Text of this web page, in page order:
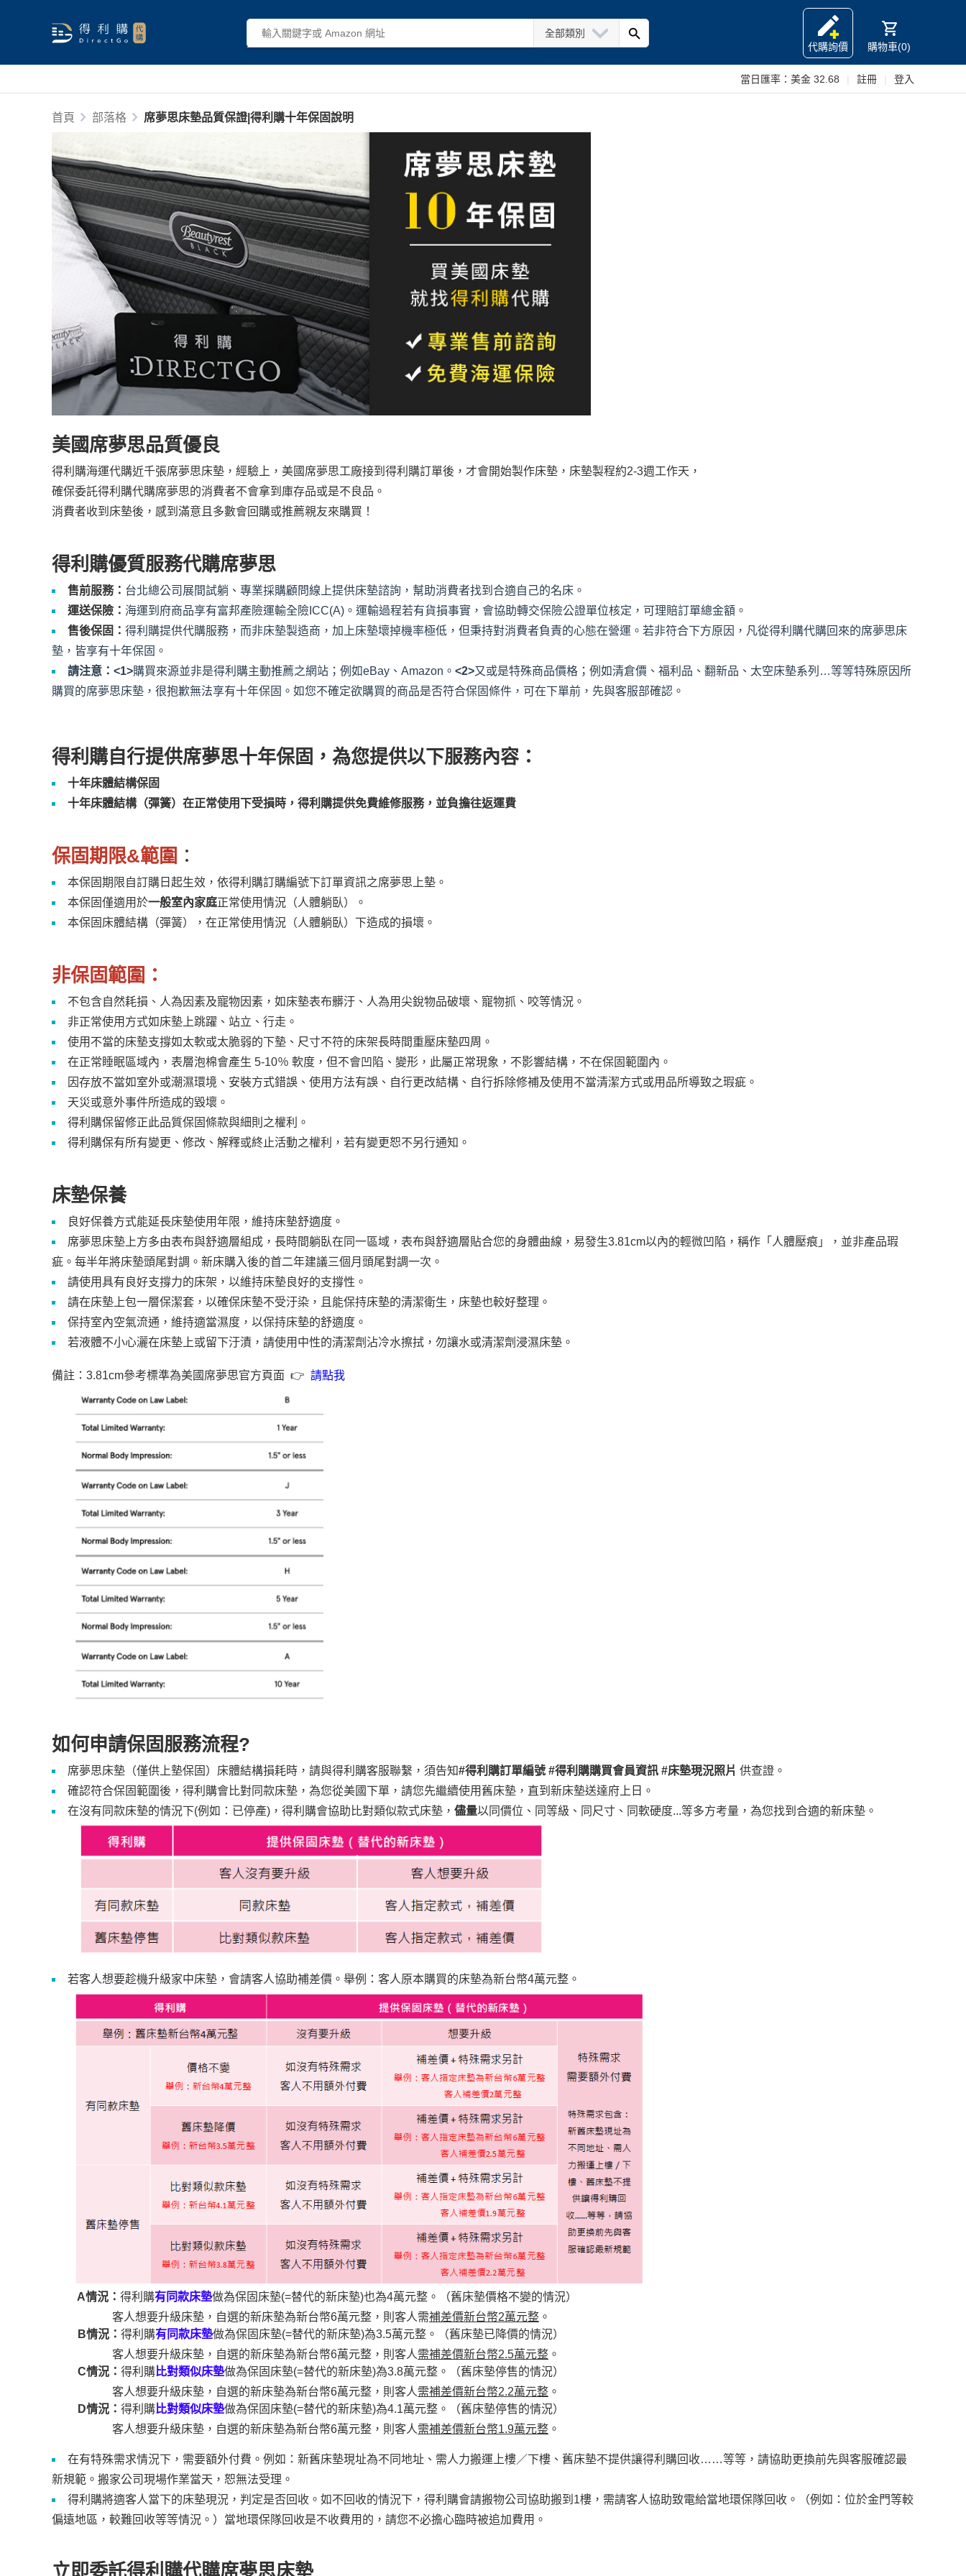
全部類別
代購詢價
購物車(0)
當日匯率： 美金 32.68 註冊 登入
首頁 部落格 席夢思床墊品質保證|得利購十年保固說明
美國席夢思品質優良
得利購海運代購近千張席夢思床墊，經驗上，美國席夢思工廠接到得利購訂單後，才會開始製作床墊，床墊製程約2-3週工作天，
確保委託得利購代購席夢思的消費者不會拿到庫存品或是不良品。
消費者收到床墊後，感到滿意且多數會回購或推薦親友來購買！
得利購優質服務代購席夢思
售前服務： 台北總公司展間試躺、專業採購顧問線上提供床墊諮詢，幫助消費者找到合適自己的名床。
運送保險： 海運到府商品享有富邦產險運輸全險ICC(A)。運輸過程若有貨損事實，會協助轉交保險公證單位核定，可理賠訂單總金額。
售後保固： 得利購提供代購服務，而非床墊製造商，加上床墊壞掉機率極低，但秉持對消費者負責的心態在營運。若非符合下方原因，凡從得利購代購回來的席夢思床
墊，皆享有十年保固。
請注意：<1>購買來源並非是得利購主動推薦之網站；例如eBay、Amazon。 <2>又或是特殊商品價格；例如清倉價、福利品、翻新品、太空床墊系列…等等特殊原因所
購買的席夢思床墊，很抱歉無法享有十年保固。如您不確定欲購買的商品是否符合保固條件，可在下單前，先與客服部確認。
得利購自行提供席夢思十年保固，為您提供以下服務內容：
十年床體結構保固
十年床體結構（彈簧）在正常使用下受損時，得利購提供免費維修服務，並負擔往返運費
保固期限&範圍 ：
本保固期限自訂購日起生效，依得利購訂購編號下訂單資訊之席夢思上墊。
本保固僅適用於一般室內家庭正常使用情況（人體躺臥）。
本保固床體結構（彈簧），在正常使用情況（人體躺臥）下造成的損壞。
非保固範圍：
不包含自然耗損、人為因素及寵物因素，如床墊表布髒汙、人為用尖銳物品破壞、寵物抓、咬等情況。
非正常使用方式如床墊上跳躍、站立、行走。
使用不當的床墊支撐如太軟或太脆弱的下墊、尺寸不符的床架長時間重壓床墊四周。
在正常睡眠區域內，表層泡棉會產生 5-10％ 軟度，但不會凹陷、變形，此屬正常現象，不影響結構，不在保固範圍內。
因存放不當如室外或潮濕環境、安裝方式錯誤、使用方法有誤、自行更改結構、自行拆除修補及使用不當清潔方式或用品所導致之瑕疵。
天災或意外事件所造成的毀壞。
得利購保留修正此品質保固條款與細則之權利。
得利購保有所有變更、修改、解釋或終止活動之權利，若有變更恕不另行通知。
床墊保養
良好保養方式能延長床墊使用年限，維持床墊舒適度。
席夢思床墊上方多由表布與舒適層組成，長時間躺臥在同一區域，表布與舒適層貼合您的身體曲線，易發生3.81cm以內的輕微凹陷，稱作「人體壓痕」，並非產品瑕
疵。每半年將床墊頭尾對調。新床購入後的首二年建議三個月頭尾對調一次。
請使用具有良好支撐力的床架，以維持床墊良好的支撐性。
請在床墊上包一層保潔套，以確保床墊不受汙染，且能保持床墊的清潔衛生，床墊也較好整理。
保持室內空氣流通，維持適當濕度，以保持床墊的舒適度。
若液體不小心灑在床墊上或留下汙漬，請使用中性的清潔劑沾冷水擦拭，勿讓水或清潔劑浸濕床墊。
備註：3.81cm參考標準為美國席夢思官方頁面 👉 請點我
如何申請保固服務流程?
席夢思床墊（僅供上墊保固）床體結構損耗時，請與得利購客服聯繫， 須告知#得利購訂單編號 #得利購購買會員資訊 #床墊現況照片 供查證。
確認符合保固範圍後，得利購會比對同款床墊，為您從美國下單，請您先繼續使用舊床墊，直到新床墊送達府上日。
在沒有同款床墊的情況下(例如：已停產)，得利購會協助比對類似款式床墊， 儘量以同價位、同等級、同尺寸、同軟硬度...等多方考量，為您找到合適的新床墊。
若客人想要趁機升級家中床墊，會請客人協助補差價。舉例：客人原本購買的床墊為新台幣4萬元整。
A情況： 得利購有同款床墊做為保固床墊(=替代的新床墊)也為4萬元整。（舊床墊價格不變的情況）
客人想要升級床墊，自選的新床墊為新台幣6萬元整，則客人需補差價新台幣2萬元整 。
B情況： 得利購有同款床墊做為保固床墊(=替代的新床墊)為3.5萬元整。（舊床墊已降價的情況）
客人想要升級床墊，自選的新床墊為新台幣6萬元整，則客人需補差價新台幣2.5萬元整 。
C情況： 得利購 比對類似床墊做為保固床墊(=替代的新床墊)為3.8萬元整。（舊床墊停售的情況）
客人想要升級床墊，自選的新床墊為新台幣6萬元整，則客人需補差價新台幣2.2萬元整 。
D情況： 得利購 比對類似床墊做為保固床墊(=替代的新床墊)為4.1萬元整。（舊床墊停售的情況）
客人想要升級床墊，自選的新床墊為新台幣6萬元整，則客人需補差價新台幣1.9萬元整 。
在有特殊需求情況下，需要額外付費。例如：新舊床墊現址為不同地址、需人力搬運上樓／下樓、舊床墊不提供讓得利購回收……等等，請協助更換前先與客服確認最
新規範。搬家公司現場作業當天，恕無法受理。
得利購將適客人當下的床墊現況，判定是否回收。如不回收的情況下，得利購會請搬物公司協助搬到1樓，需請客人協助致電給當地環保隊回收。（例如：位於金門等較
偏遠地區，較難回收等等情況。） 當地環保隊回收是不收費用的，請您不必擔心臨時被追加費用。
立即委託得利購代購席夢思床墊